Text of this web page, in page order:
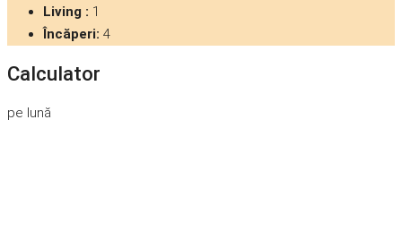
Living : 1
Încăperi: 4
Calculator
pe lună